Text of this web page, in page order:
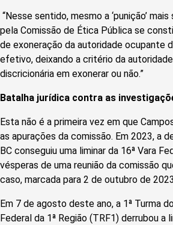
“Nesse sentido, mesmo a ‘punição’
pela Comissão de Ética Pública se
de exoneração da autoridade ocupante
efetivo, deixando a critério da
discricionária em exonerar ou não.”
Batalha jurídica contra as
Esta não é a primeira vez em que
as apurações da comissão. Em 2023, a
BC conseguiu uma liminar da 16ª Vara
vésperas de uma reunião da comissão
caso, marcada para 2 de outubro de
Em 7 de agosto deste ano, a 1ª Turma
Federal da 1ª Região (TRF1) derrubou a